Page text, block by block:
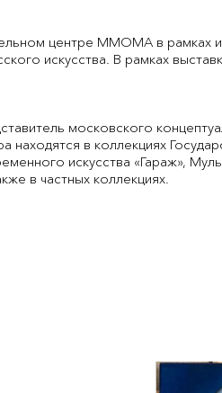
центре ММОМА в рамках
искусства. В рамках
московского
находятся в коллекциях
искусства «Гараж»,
в частных коллекциях.